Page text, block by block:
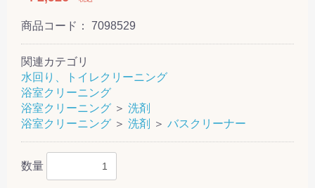
商品コード： 7098529
関連カテゴリ
水回り、トイレクリーニング
浴室クリーニング
浴室クリーニング ＞ 洗剤
浴室クリーニング ＞ 洗剤 ＞ バスクリーナー
数量